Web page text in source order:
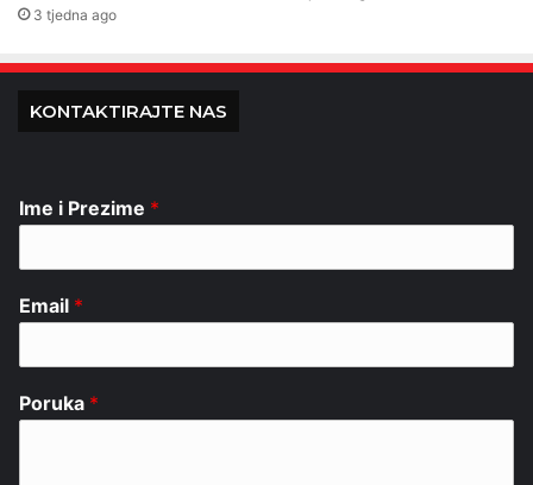
3 tjedna ago
KONTAKTIRAJTE NAS
Ime i Prezime *
Email *
Poruka *